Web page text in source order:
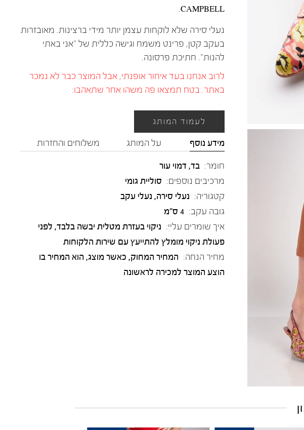
CAMPBELL.
נעלי סירה שלא לוקחות עצמן יותר מידי ברצינות. מאובזרות
בעקב קטן, פרינט משמח וגישה כללית של "אני באתי
להנות". חתיכת פרסונה.
לרוב אנחנו בעד איחור אופנתי, אבל המוצר כבר לא נמכר
באתר. בטח תמצאו פה משהו אחר שתאהבו:
לעמוד המותג
מידע נוסף על המותג משלוחים והחזרות
חומר: בד, דמוי עור
מרכיבים נוספים: סוליית גומי
קטגוריה: נעלי סירה, נעלי עקב
גובה עקב: 4 ס"מ
איך שומרים עליי: ניקוי בעזרת מטלית יבשה בלבד, לפני
פעולת ניקוי מומלץ להתייעץ עם שירות הלקוחות
מחיר הנחה: המחיר המחוק, כאשר מוצג, הוא המחיר בו
הוצע המוצר למכירה לראשונה